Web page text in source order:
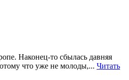
Наконец-то сбылась давняя
что уже не молоды,... Читать